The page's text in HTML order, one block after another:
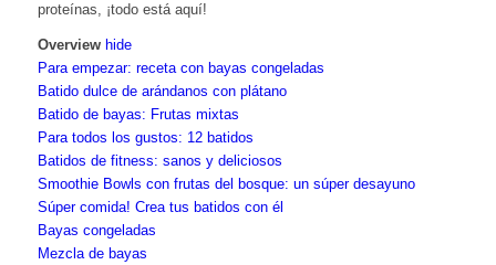
proteínas, ¡todo está aquí!
Overview hide
Para empezar: receta con bayas congeladas
Batido dulce de arándanos con plátano
Batido de bayas: Frutas mixtas
Para todos los gustos: 12 batidos
Batidos de fitness: sanos y deliciosos
Smoothie Bowls con frutas del bosque: un súper desayuno
Súper comida! Crea tus batidos con él
Bayas congeladas
Mezcla de bayas